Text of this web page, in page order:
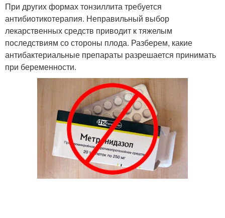
При других формах тонзиллита требуется
антибиотикотерапия. Неправильный выбор
лекарственных средств приводит к тяжелым
последствиям со стороны плода. Разберем, какие
антибактериальные препараты разрешается принимать
при беременности.